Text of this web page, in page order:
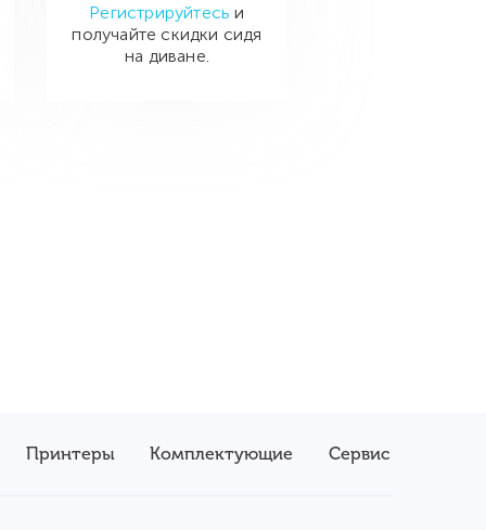
Регистрируйтесь и
получайте скидки сидя
на диване.
Принтеры Комплектующие Сервис